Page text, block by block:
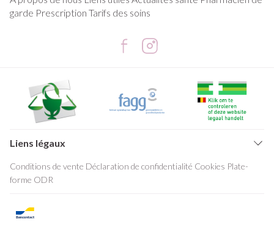
garde Prescription Tarifs des soins
Liens légaux
Conditions de vente Déclaration de confidentialité Cookies Plate-
forme ODR